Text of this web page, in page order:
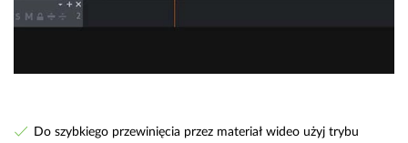
Do szybkiego przewinięcia przez materiał wideo użyj trybu